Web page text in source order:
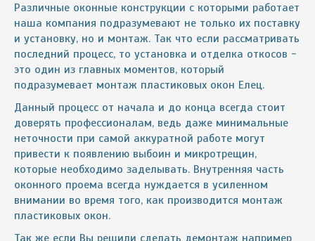
Различные оконные конструкции с которыми работает
наша компания подразумевают не только их поставку
и установку, но и монтаж. Так что если рассматривать
последний процесс, то установка и отделка откосов -
это один из главных моментов, который
подразумевает монтаж пластиковых окон Елец.
Данный процесс от начала и до конца всегда стоит
доверять профессионалам, ведь даже минимальные
неточности при самой аккуратной работе могут
привести к появлению выбоин и микротрещин,
которые необходимо заделывать. Внутренняя часть
оконного проема всегда нуждается в усиленном
внимании во время того, как производится монтаж
пластиковых окон.